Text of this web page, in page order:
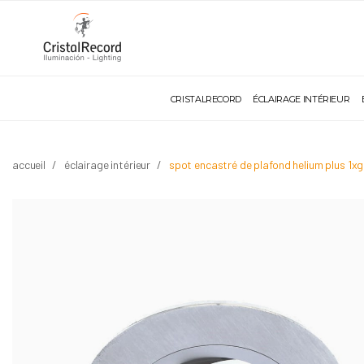
CRISTALRECORD ÉCLAIRAGE INTÉRIEUR
accueil éclairage intérieur spot encastré de plafond helium plus